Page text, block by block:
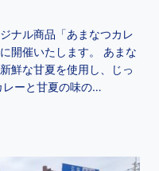
ナル商品「あまなつカレ
開催いたします。 あまな
鮮な甘夏を使用し、じっ
レーと甘夏の味の…